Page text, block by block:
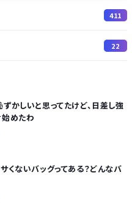
411
22
かしいと思ってたけど、日差し強
めたわ
くないバッグってある？どんなバ